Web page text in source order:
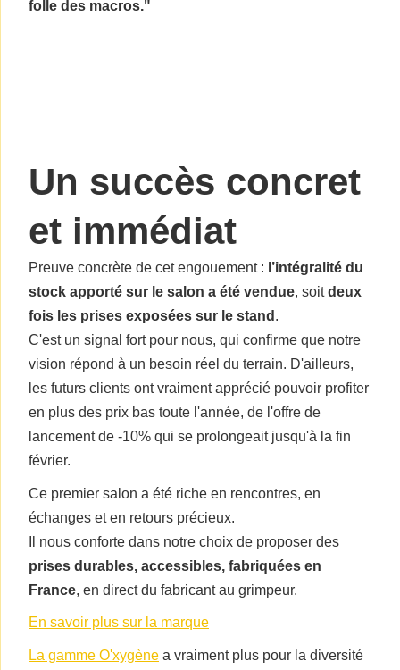
folle des macros."
Un succès concret
et immédiat
Preuve concrète de cet engouement : l’intégralité du
stock apporté sur le salon a été vendue, soitdeux
fois les prises exposées sur le stand .
C'est un signal fort pour nous, qui confirme que notre
vision répond à un besoin réel du terrain. D'ailleurs,
les futurs clients ont vraiment apprécié pouvoir profiter
en plus des prix bas toute l'année, de l'offre de
lancement de -10% qui se prolongeait jusqu'à la fin
février.
Ce premier salon a été riche en rencontres, en
échanges et en retours précieux.
Il nous conforte dans notre choix de proposer des
prises durables, accessibles, fabriquées en
France, en direct du fabricant au grimpeur.
En savoir plus sur la marque
La gamme O'xygène a vraiment plus pour la diversité